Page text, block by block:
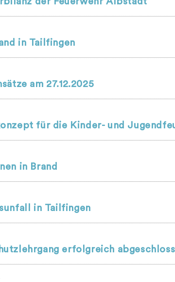
in Tailfingen
am 27.12.2025
für die Kinder- und
in Brand
in Tailfingen
erfolgreich